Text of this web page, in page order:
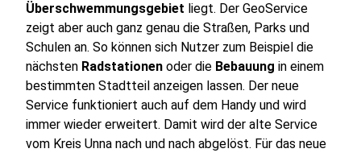
Überschwemmungsgebiet liegt. Der GeoService
zeigt aber auch ganz genau die Straßen, Parks und
Schulen an. So können sich Nutzer zum Beispiel die
nächsten Radstationen oder die Bebauung in einem
bestimmten Stadtteil anzeigen lassen. Der neue
Service funktioniert auch auf dem Handy und wird
immer wieder erweitert. Damit wird der alte Service
vom Kreis Unna nach und nach abgelöst. Für das neue